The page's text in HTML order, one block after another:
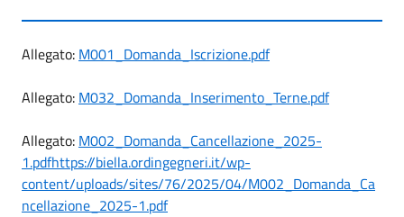
Allegato: M001_Domanda_Iscrizione.pdf
Allegato: M032_Domanda_Inserimento_Terne.pdf
Allegato: M002_Domanda_Cancellazione_2025-
1.pdfhttps://biella.ordingegneri.it/wp-
content/uploads/sites/76/2025/04/M002_Domanda_Ca
ncellazione_2025-1.pdf